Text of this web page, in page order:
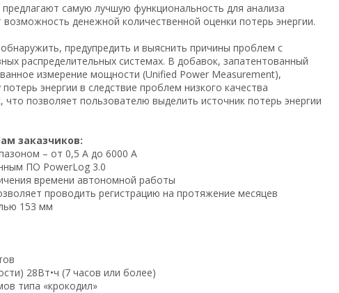
самую лучшую функциональность для анализа
денежной количественной оценки потерь энергии.
предупредить и выяснить причины проблем с
распределительных системах. В добавок, запатентованный
измерение мощности (Unified Power Measurement),
энергии в следствие проблем низкого качества
что позволяет пользователю выделить источник потерь энергии
заказчиков:
– от 0,5 А до 6000 А
ПО PowerLog 3.0
времени автономной работы
проводить регистрацию на протяжение месяцев
153 мм
28Вт•ч (7 часов или более)
типа «крокодил»